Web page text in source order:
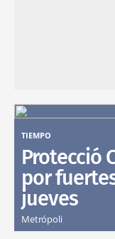
TIEMPO
Protecció
por
jueves
Metrópoli